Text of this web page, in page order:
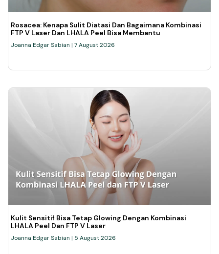
Rosacea: Kenapa Sulit Diatasi Dan Bagaimana Kombinasi
FTP V Laser Dan LHALA Peel Bisa Membantu
Joanna Edgar Sabian 7 August 2026
Kulit Sensitif Bisa Tetap Glowing Dengan Kombinasi
LHALA Peel Dan FTP V Laser
Joanna Edgar Sabian 5 August 2026